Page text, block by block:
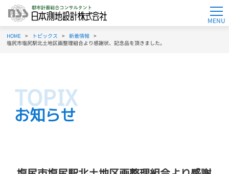
MENU
HOME トピックス
新着情報
塩尻市塩尻駅北土地区画整理組合より感謝状、記念品を頂きました。
お知らせ